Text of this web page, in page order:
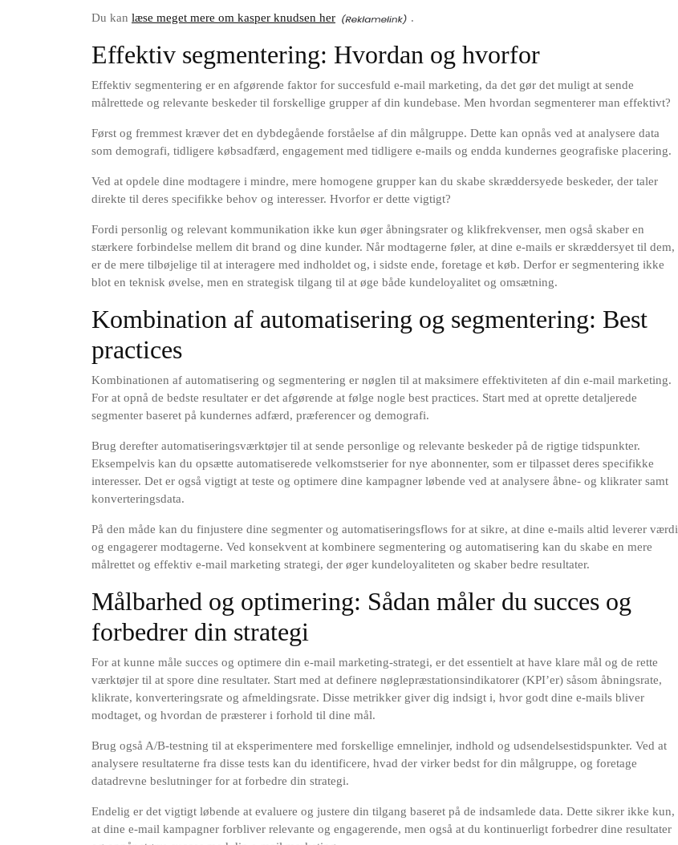
Du kan læse meget mere om kasper knudsen her .
Effektiv segmentering: Hvordan og hvorfor
Effektiv segmentering er en afgørende faktor for succesfuld e-mail marketing, da det gør det muligt at sende
målrettede og relevante beskeder til forskellige grupper af din kundebase. Men hvordan segmenterer man effektivt?
Først og fremmest kræver det en dybdegående forståelse af din målgruppe. Dette kan opnås ved at analysere data
som demografi, tidligere købsadfærd, engagement med tidligere e-mails og endda kundernes geografiske placering.
Ved at opdele dine modtagere i mindre, mere homogene grupper kan du skabe skræddersyede beskeder, der taler
direkte til deres specifikke behov og interesser. Hvorfor er dette vigtigt?
Fordi personlig og relevant kommunikation ikke kun øger åbningsrater og klikfrekvenser, men også skaber en
stærkere forbindelse mellem dit brand og dine kunder. Når modtagerne føler, at dine e-mails er skræddersyet til dem,
er de mere tilbøjelige til at interagere med indholdet og, i sidste ende, foretage et køb. Derfor er segmentering ikke
blot en teknisk øvelse, men en strategisk tilgang til at øge både kundeloyalitet og omsætning.
Kombination af automatisering og segmentering: Best
practices
Kombinationen af automatisering og segmentering er nøglen til at maksimere effektiviteten af din e-mail marketing.
For at opnå de bedste resultater er det afgørende at følge nogle best practices. Start med at oprette detaljerede
segmenter baseret på kundernes adfærd, præferencer og demografi.
Brug derefter automatiseringsværktøjer til at sende personlige og relevante beskeder på de rigtige tidspunkter.
Eksempelvis kan du opsætte automatiserede velkomstserier for nye abonnenter, som er tilpasset deres specifikke
interesser. Det er også vigtigt at teste og optimere dine kampagner løbende ved at analysere åbne- og klikrater samt
konverteringsdata.
På den måde kan du finjustere dine segmenter og automatiseringsflows for at sikre, at dine e-mails altid leverer værdi
og engagerer modtagerne. Ved konsekvent at kombinere segmentering og automatisering kan du skabe en mere
målrettet og effektiv e-mail marketing strategi, der øger kundeloyaliteten og skaber bedre resultater.
Målbarhed og optimering: Sådan måler du succes og
forbedrer din strategi
For at kunne måle succes og optimere din e-mail marketing-strategi, er det essentielt at have klare mål og de rette
værktøjer til at spore dine resultater. Start med at definere nøglepræstationsindikatorer (KPI’er) såsom åbningsrate,
klikrate, konverteringsrate og afmeldingsrate. Disse metrikker giver dig indsigt i, hvor godt dine e-mails bliver
modtaget, og hvordan de præsterer i forhold til dine mål.
Brug også A/B-testning til at eksperimentere med forskellige emnelinjer, indhold og udsendelsestidspunkter. Ved at
analysere resultaterne fra disse tests kan du identificere, hvad der virker bedst for din målgruppe, og foretage
datadrevne beslutninger for at forbedre din strategi.
Endelig er det vigtigt løbende at evaluere og justere din tilgang baseret på de indsamlede data. Dette sikrer ikke kun,
at dine e-mail kampagner forbliver relevante og engagerende, men også at du kontinuerligt forbedrer dine resultater